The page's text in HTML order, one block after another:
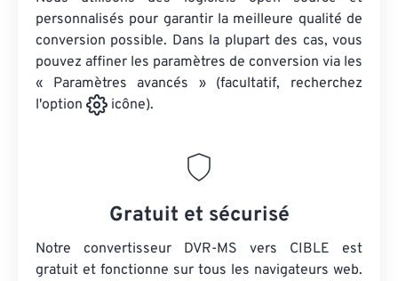
personnalisés pour garantir la meilleure qualité de
conversion possible. Dans la plupart des cas, vous
pouvez affiner les paramètres de conversion via les
« Paramètres avancés » (facultatif, recherchez
l'option
icône).
Gratuit et sécurisé
Notre convertisseur DVR-MS vers CIBLE est
gratuit et fonctionne sur tous les navigateurs web.